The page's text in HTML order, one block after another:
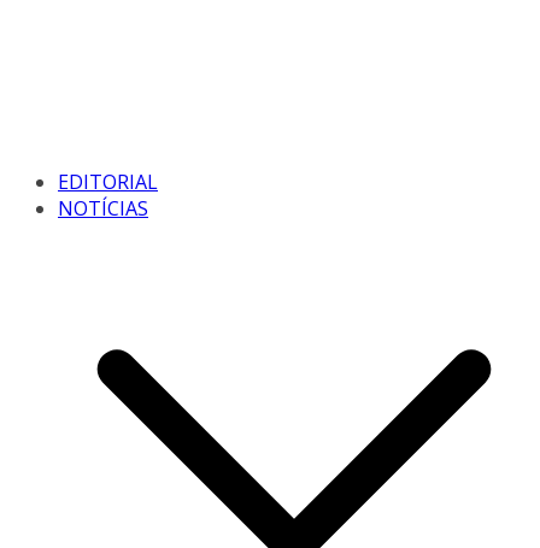
EDITORIAL
NOTÍCIAS